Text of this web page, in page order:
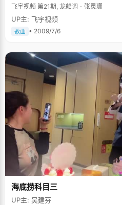
飞宇视频 第21期, 龙船调 - 张灵珊
UP主: 飞宇视频
歌曲 • 2009/7/6
海底捞科目三
UP主: 吴建芬